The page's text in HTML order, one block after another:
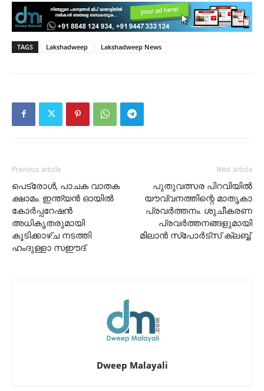
TAGS Lakshadweep Lakshadweep News
Previous article
പെട്രോൾ, പാചക വാതക
ക്ഷാമം. ഇന്ത്യൻ ഓയിൽ
കോർപ്പറേഷൻ
അധികൃതരുമായി
കൂടിക്കാഴ്ച നടത്തി
ഹംദുള്ളാ സഈദ്.
Next article
പുതുവത്സര പിറവിയിൽ
യൗവ്വനത്തിന്റെ മാതൃകാ
പ്രവർത്തനം. ശുചീകരണ
പ്രവർത്തനങ്ങളുമായി
മിലാൻ സ്പോർട്സ് ക്ലബ്ബ്.
Dweep Malayali